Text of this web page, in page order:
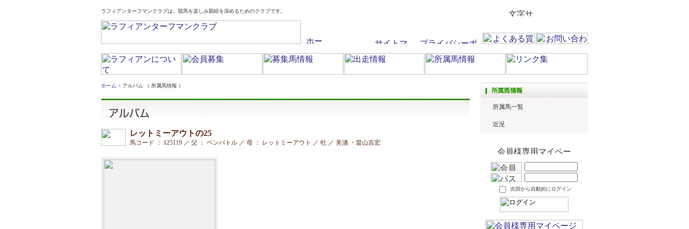
ラフィアンターフマンクラブは、競馬を楽しみ親睦を深めるためのクラブです。
ホーム > アルバム （ 所属馬情報 ）
レットミーアウトの25
馬コード ： 125119 ／ 父 ： ベンバトル ／ 母 ： レットミーアウト ／ 牡 ／ 美浦 ・畠山吉宏
所属馬一覧
近況
次回から自動的にログイン